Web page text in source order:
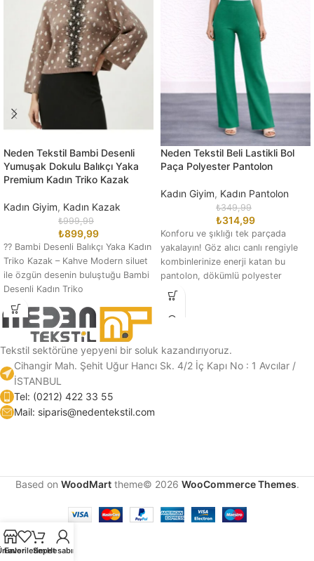
Neden Tekstil Bambi Desenli
Yumuşak Dokulu Balıkçı Yaka
Premium Kadın Triko Kazak
Kadın Giyim, Kadın Kazak
₺999,99
₺899,99
?? Bambi Desenli Balıkçı Yaka Kadın
Triko Kazak – Kahve Modern siluet
ile özgün desenin buluştuğu Bambi
Desenli Kadın Triko
Neden Tekstil Beli Lastikli Bol
Paça Polyester Pantolon
Kadın Giyim, Kadın Pantolon
₺349,99
₺314,99
Konforu ve şıklığı tek parçada
yakalayın! Göz alıcı canlı rengiyle
kombinlerinize enerji katan bu
pantolon, dökümlü polyester
kumaşı sayesinde gün
Tekstil sektörüne yepyeni bir soluk kazandırıyoruz.
Cihangir Mah. Şehit Uğur Hancı Sk. 4/2 İç Kapı No : 1 Avcılar /
İSTANBUL
Tel: (0212) 422 33 55
Mail: siparis@nedentekstil.com
Based on WoodMarttheme© 2026 WooCommerce Themes.
FavorilerimSepetHesabım